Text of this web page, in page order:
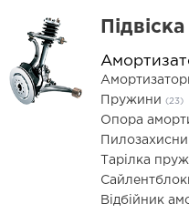
Пружини (23)
Опора
Тарілка
Відбійник